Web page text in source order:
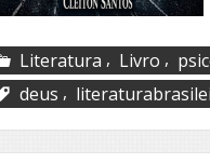
Literatura , Livro ,
deus ,